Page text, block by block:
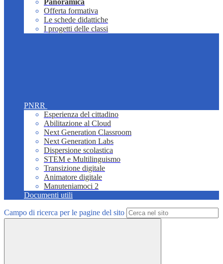
Panoramica
Offerta formativa
Le schede didattiche
I progetti delle classi
PNRR
Esperienza del cittadino
Abilitazione al Cloud
Next Generation Classroom
Next Generation Labs
Dispersione scolastica
STEM e Multilinguismo
Transizione digitale
Animatore digitale
Manuteniamoci 2
Documenti utili
Campo di ricerca per le pagine del sito